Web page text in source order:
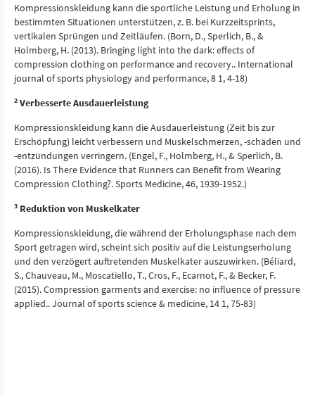
Kompressionskleidung kann die sportliche Leistung und Erholung in
bestimmten Situationen unterstützen, z. B. bei Kurzzeitsprints,
vertikalen Sprüngen und Zeitläufen. (Born, D., Sperlich, B., &
Holmberg, H. (2013). Bringing light into the dark: effects of
compression clothing on performance and recovery.. International
journal of sports physiology and performance, 8 1, 4-18)
2 Verbesserte Ausdauerleistung
Kompressionskleidung kann die Ausdauerleistung (Zeit bis zur
Erschöpfung) leicht verbessern und Muskelschmerzen, -schäden und
-entzündungen verringern. (Engel, F., Holmberg, H., & Sperlich, B.
(2016). Is There Evidence that Runners can Benefit from Wearing
Compression Clothing?. Sports Medicine, 46, 1939-1952.)
3 Reduktion von Muskelkater
Kompressionskleidung, die während der Erholungsphase nach dem
Sport getragen wird, scheint sich positiv auf die Leistungserholung
und den verzögert auftretenden Muskelkater auszuwirken. (Béliard,
S., Chauveau, M., Moscatiello, T., Cros, F., Ecarnot, F., & Becker, F.
(2015). Compression garments and exercise: no influence of pressure
applied.. Journal of sports science & medicine, 14 1, 75-83)